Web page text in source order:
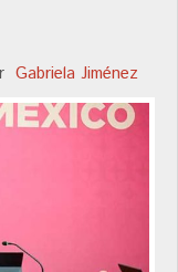
Gabriela Jiménez